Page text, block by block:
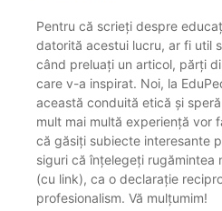
Pentru că scrieți despre
datorită acestui lucru, ar fi util
când preluați un articol, părți
care v-a inspirat. Noi, la
această conduită etică și
mult mai multă experiență vor
că găsiți subiecte interesante
siguri că înțelegeți rugămintea
(cu link), ca o declarație
profesionalism. Vă mulțumim!